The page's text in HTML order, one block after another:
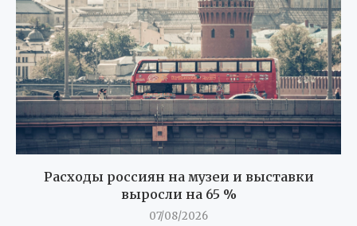
Расходы россиян на музеи и выставки
выросли на 65 %
07/08/2026